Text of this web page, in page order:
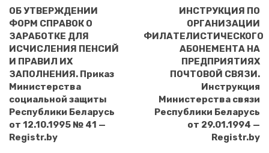
ОБ УТВЕРЖДЕНИИ
ФОРМ СПРАВОК О
ЗАРАБОТКЕ ДЛЯ
ИСЧИСЛЕНИЯ ПЕНСИЙ
И ПРАВИЛ ИХ
ЗАПОЛНЕНИЯ. Приказ
Министерства
социальной защиты
Республики Беларусь
от 12.10.1995 № 41 —
Registr.by
ИНСТРУКЦИЯ ПО
ОРГАНИЗАЦИИ
ФИЛАТЕЛИСТИЧЕСКОГО
АБОНЕМЕНТА НА
ПРЕДПРИЯТИЯХ
ПОЧТОВОЙ СВЯЗИ.
Инструкция
Министерства связи
Республики Беларусь
от 29.01.1994 —
Registr.by